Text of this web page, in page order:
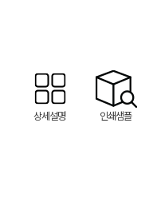
상세설명 인쇄샘플